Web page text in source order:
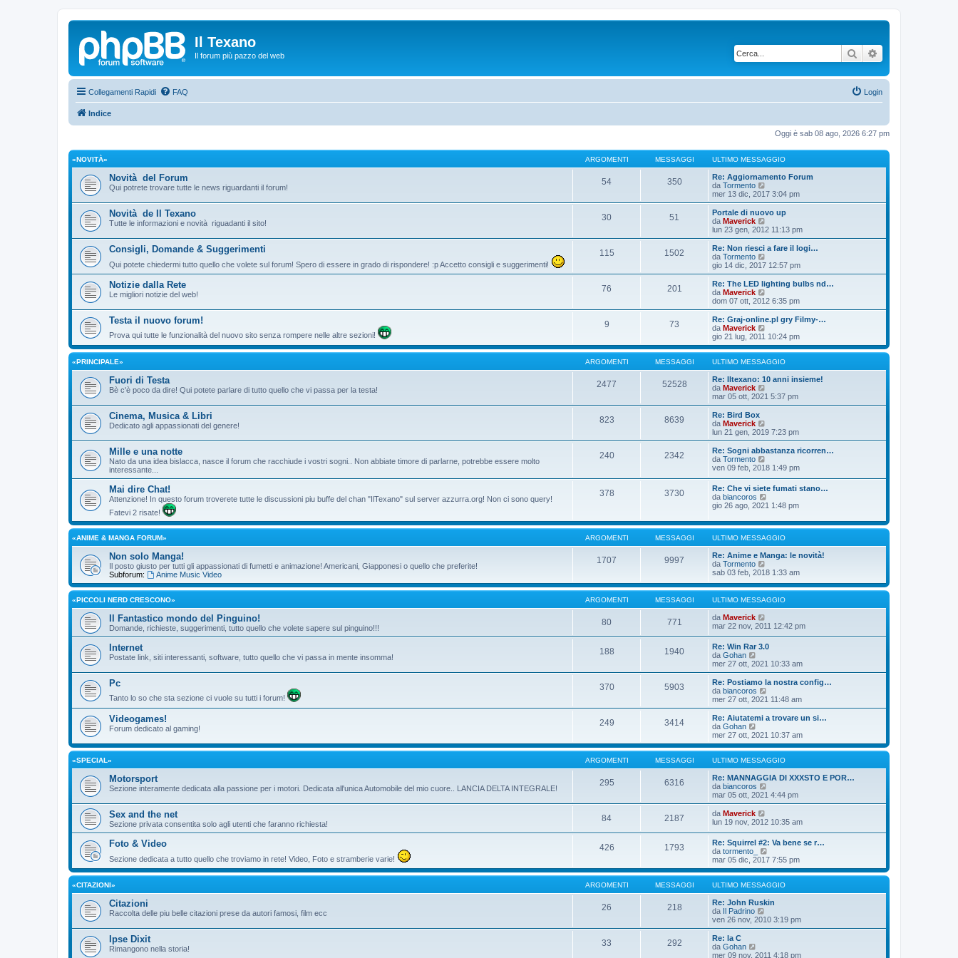
Il Texano
Il forum più pazzo del web Cerca
Collegamenti Rapidi FAQ Login
Indice
Oggi è sab 08 ago, 2026 6:27 pm
«NOVITÀ» ARGOMENTI MESSAGGI ULTIMO MESSAGGIO
Novità del Forum
Qui potrete trovare tutte le news riguardanti il forum!
54 350
Re: Aggiornamento Forum
da Tormento
e
d
i
l
m
o
m
s
a
g
g
o
mer 13 dic, 2017 3:04 pm
Novità de Il Texano
Tutte le informazioni e novità riguadanti il sito!
30 51
Portale di nuovo up
da Maverick
e
d
i
l
m
o
m
s
a
g
i
lun 23 gen, 2012 11:13 pm
Consigli, Domande & Suggerimenti
Qui potete chiedermi tutto quello che volete sul forum! Spero di essere in grado di rispondere! :p Accetto consigli e suggerimenti!
115 1502
Re: Non riesci a fare il logi…
da Tormento
e
d
i
u
l
m
o
m
e
s
s
a
g
g
i
gio 14 dic, 2017 12:57 pm
Notizie dalla Rete
Le migliori notizie del web!
76 201
Re: The LED lighting bulbs nd…
da Maverick
e
d
i
i
m
o
m
s
g
i
dom 07 ott, 2012 6:35 pm
Testa il nuovo forum!
Prova qui tutte le funzionalità del nuovo sito senza rompere nelle altre sezioni!
9 73
Re: Graj-online.pl gry Filmy-…
da Maverick
e
d
i
u
l
t
m
o
s
g
g
i
o
gio 21 lug, 2011 10:24 pm
«PRINCIPALE» ARGOMENTI MESSAGGI ULTIMO MESSAGGIO
Fuori di Testa
Bè c'è poco da dire! Qui potete parlare di tutto quello che vi passa per la testa!
2477 52528
Re: Iltexano: 10 anni insieme!
da Maverick
e
d
l
m
o
m
e
s
s
a
g
i
o
mar 05 ott, 2021 5:37 pm
Cinema, Musica & Libri
Dedicato agli appassionati del genere!
823 8639
Re: Bird Box
da Maverick
e
d
i
l
i
m
o
m
s
s
a
g
g
i
o
lun 21 gen, 2019 7:23 pm
Mille e una notte
Nato da una idea bislacca, nasce il forum che racchiude i vostri sogni.. Non abbiate timore di parlarne, potrebbe essere molto
interessante...
240 2342
Re: Sogni abbastanza ricorren…
da Tormento
e
u
l
t
m
o
e
s
s
a
g
i
ven 09 feb, 2018 1:49 pm
Mai dire Chat!
Attenzione! In questo forum troverete tutte le discussioni piu buffe del chan "IlTexano" sul server azzurra.org! Non ci sono query!
Fatevi 2 risate!
378 3730
Re: Che vi siete fumati stano…
da biancoros
e
i
u
l
t
i
o
m
e
s
s
g
o
gio 26 ago, 2021 1:48 pm
«ANIME & MANGA FORUM» ARGOMENTI MESSAGGI ULTIMO MESSAGGIO
Non solo Manga!
Il posto giusto per tutti gli appassionati di fumetti e animazione! Americani, Giapponesi o quello che preferite!
Subforum:
Anime Music Video
1707 9997
Re: Anime e Manga: le novità!
da Tormento
e
i
u
i
m
o
m
s
s
a
g
g
i
o
sab 03 feb, 2018 1:33 am
«PICCOLI NERD CRESCONO» ARGOMENTI MESSAGGI ULTIMO MESSAGGIO
Il Fantastico mondo del Pinguino!
Domande, richieste, suggerimenti, tutto quello che volete sapere sul pinguino!!!
80 771 da Maverick
e
i
u
l
t
i
m
o
m
e
s
a
g
g
i
o
mar 22 nov, 2011 12:42 pm
Internet
Postate link, siti interessanti, software, tutto quello che vi passa in mente insomma!
188 1940
Re: Win Rar 3.0
da Gohan
e
d
i
u
l
m
o
m
e
s
s
a
g
g
i
mer 27 ott, 2021 10:33 am
Pc
Tanto lo so che sta sezione ci vuole su tutti i forum!
370 5903
Re: Postiamo la nostra config…
da biancoros
e
d
i
i
m
o
m
s
g
g
i
o
mer 27 ott, 2021 11:48 am
Videogames!
Forum dedicato al gaming!
249 3414
Re: Aiutatemi a trovare un si…
da Gohan
e
d
i
u
l
t
m
o
m
e
s
a
g
g
i
o
mer 27 ott, 2021 10:37 am
«SPECIAL» ARGOMENTI MESSAGGI ULTIMO MESSAGGIO
Motorsport
Sezione interamente dedicata alla passione per i motori. Dedicata all'unica Automobile del mio cuore.. LANCIA DELTA INTEGRALE!
295 6316
Re: MANNAGGIA DI XXXSTO E POR…
da biancoros
e
d
u
t
i
o
m
e
s
s
a
g
i
mar 05 ott, 2021 4:44 pm
Sex and the net
Sezione privata consentita solo agli utenti che faranno richiesta!
84 2187 da Maverick
e
i
u
l
t
i
m
o
m
e
s
s
a
lun 19 nov, 2012 10:35 am
Foto & Video
Sezione dedicata a tutto quello che troviamo in rete! Video, Foto e stramberie varie!
426 1793
Re: Squirrel #2: Va bene se r…
da tormento_
e
d
i
u
l
t
m
o
s
mar 05 dic, 2017 7:55 pm
«CITAZIONI» ARGOMENTI MESSAGGI ULTIMO MESSAGGIO
Citazioni
Raccolta delle piu belle citazioni prese da autori famosi, film ecc
26 218
Re: John Ruskin
da Il Padrino
e
d
l
ven 26 nov, 2010 3:19 pm
Ipse Dixit
Rimangono nella storia!
33 292
Re: la C
da Gohan
e
mer 09 nov, 2011 4:18 pm